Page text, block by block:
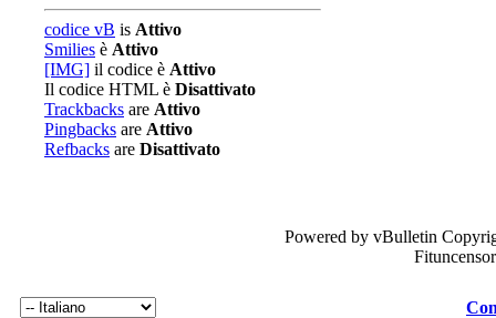
codice vB is Attivo
Smilies è Attivo
[IMG] il codice è Attivo
Il codice HTML è Disattivato
Trackbacks are Attivo
Pingbacks are Attivo
Refbacks are Disattivato
Powered by vBulletin